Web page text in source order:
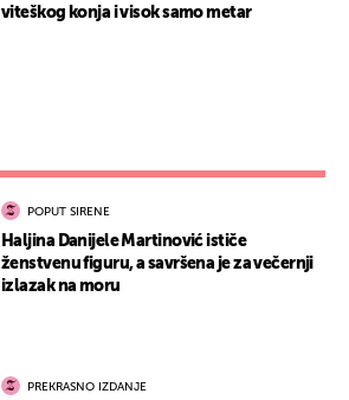
viteškog konja i visok samo metar
POPUT SIRENE
Haljina Danijele Martinović ističe
ženstvenu figuru, a savršena je za večernji
izlazak na moru
PREKRASNO IZDANJE